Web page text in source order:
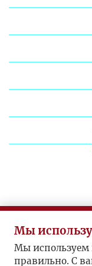
Мы
Мы используем
правильно. С